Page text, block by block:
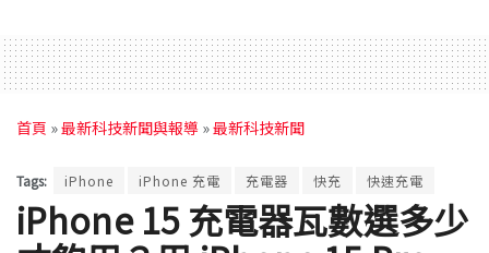
首頁 »最新科技新聞與報導 »最新科技新聞
Tags: iPhone iPhone 充電 充電器 快充 快速充電
iPhone 15 充電器瓦數選多少